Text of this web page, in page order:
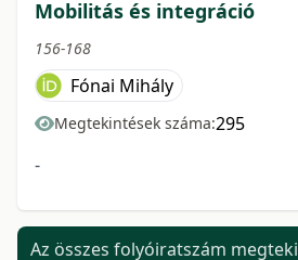
Mobilitás és integráció
156-168
Fónai Mihály
Megtekintések száma:295
-
Az összes folyóiratszám